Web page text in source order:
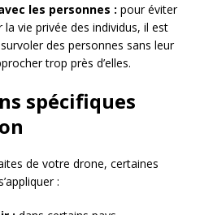
les personnes : pour éviter
vie privée des individus, il est
des personnes sans leur
trop près d’elles.
spécifiques
de votre drone, certaines
: